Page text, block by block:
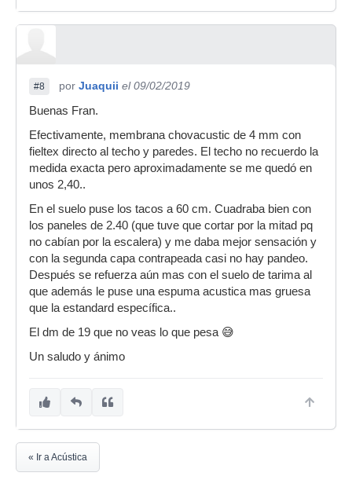
#8 por Juaquii el 09/02/2019
Buenas Fran.
Efectivamente, membrana chovacustic de 4 mm con
fieltex directo al techo y paredes. El techo no recuerdo la
medida exacta pero aproximadamente se me quedó en
unos 2,40..
En el suelo puse los tacos a 60 cm. Cuadraba bien con
los paneles de 2.40 (que tuve que cortar por la mitad pq
no cabían por la escalera) y me daba mejor sensación y
con la segunda capa contrapeada casi no hay pandeo.
Después se refuerza aún mas con el suelo de tarima al
que además le puse una espuma acustica mas gruesa
que la estandard específica..
El dm de 19 que no veas lo que pesa 😅
Un saludo y ánimo
« Ir a Acústica